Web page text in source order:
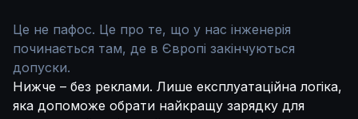
Це не пафос. Це про те, що у нас інженерія
починається там, де в Європі закінчуються
допуски.
Нижче – без реклами. Лише експлуатаційна логіка,
яка допоможе обрати найкращу зарядку для